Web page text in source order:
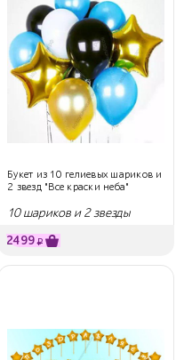
Букет из 10 гелиевых шариков и
2 звезд "Все краски неба"
10 шариков и 2 звезды
2499₽